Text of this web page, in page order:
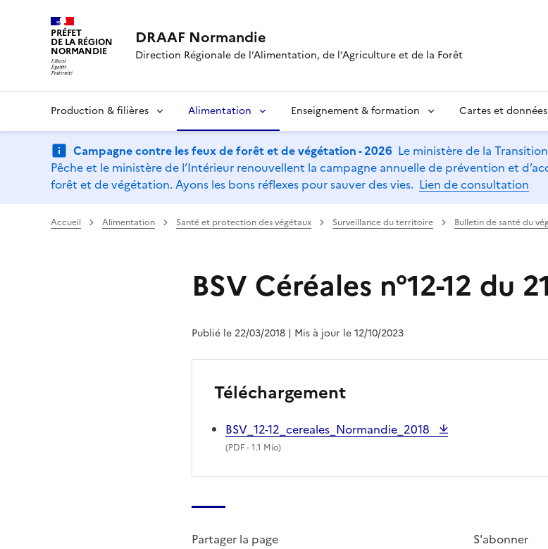
PRÉFET
DE LA RÉGION
NORMANDIE
DRAAF Normandie
Direction Régionale de l’Alimentation, de l’Agriculture et de la Forêt
Production & filières Alimentation Enseignement & formation Cartes et données
Campagne contre les feux de forêt et de végétation - 2026 Le ministère de la
Pêche et le ministère de l’Intérieur renouvellent la campagne annuelle de prévention et
forêt et de végétation. Ayons les bons réflexes pour sauver des vies. Lien de consultation
Accueil Alimentation Santé et protection des végétaux Surveillance du territoire Bulletin de santé du
BSV Céréales n°12-12 du
Publié le 22/03/2018 | Mis à jour le 12/10/2023
Téléchargement
BSV_12-12_cereales_Normandie_2018
(PDF- 1.1 Mio)
Partager la page
S'abonner